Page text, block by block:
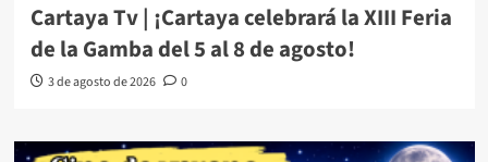
Cartaya Tv | ¡Cartaya celebrará la XIII Feria
de la Gamba del 5 al 8 de agosto!
3 de agosto de 2026 0